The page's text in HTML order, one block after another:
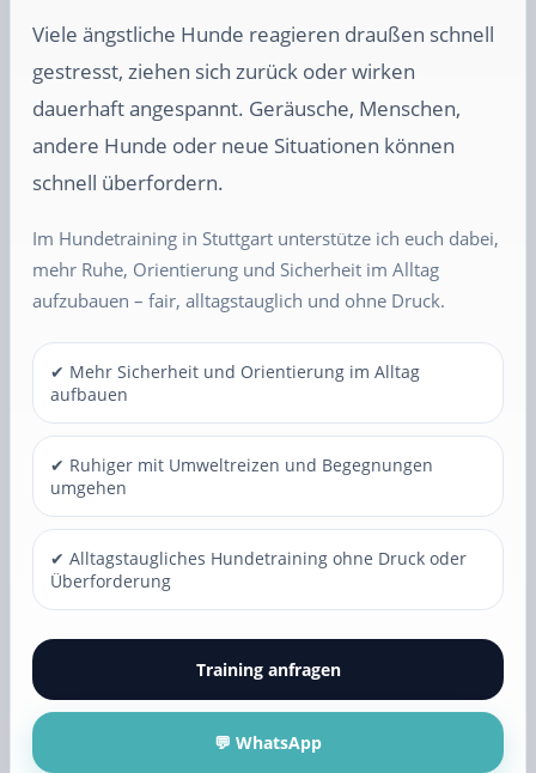
Viele ängstliche Hunde reagieren draußen schnell
gestresst, ziehen sich zurück oder wirken
dauerhaft angespannt. Geräusche, Menschen,
andere Hunde oder neue Situationen können
schnell überfordern.
Im Hundetraining in Stuttgart unterstütze ich euch dabei,
mehr Ruhe, Orientierung und Sicherheit im Alltag
aufzubauen – fair, alltagstauglich und ohne Druck.
✔ Mehr Sicherheit und Orientierung im Alltag
aufbauen
✔ Ruhiger mit Umweltreizen und Begegnungen
umgehen
✔ Alltagstaugliches Hundetraining ohne Druck oder
Überforderung
Training anfragen
💬 WhatsApp